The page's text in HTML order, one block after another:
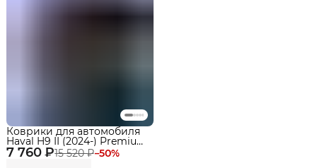
7 760 ₽15 520 ₽−50%
Коврики для автомобиля
Haval H9 II (2024-) Premium
("EVA 3D") в cалон